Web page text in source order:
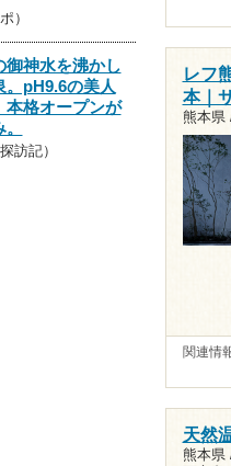
レフ
本｜
熊本県
関連情
天然
熊本県
）
御神水を沸かし
。pH9.6の美人
本格オープンが
訪記）